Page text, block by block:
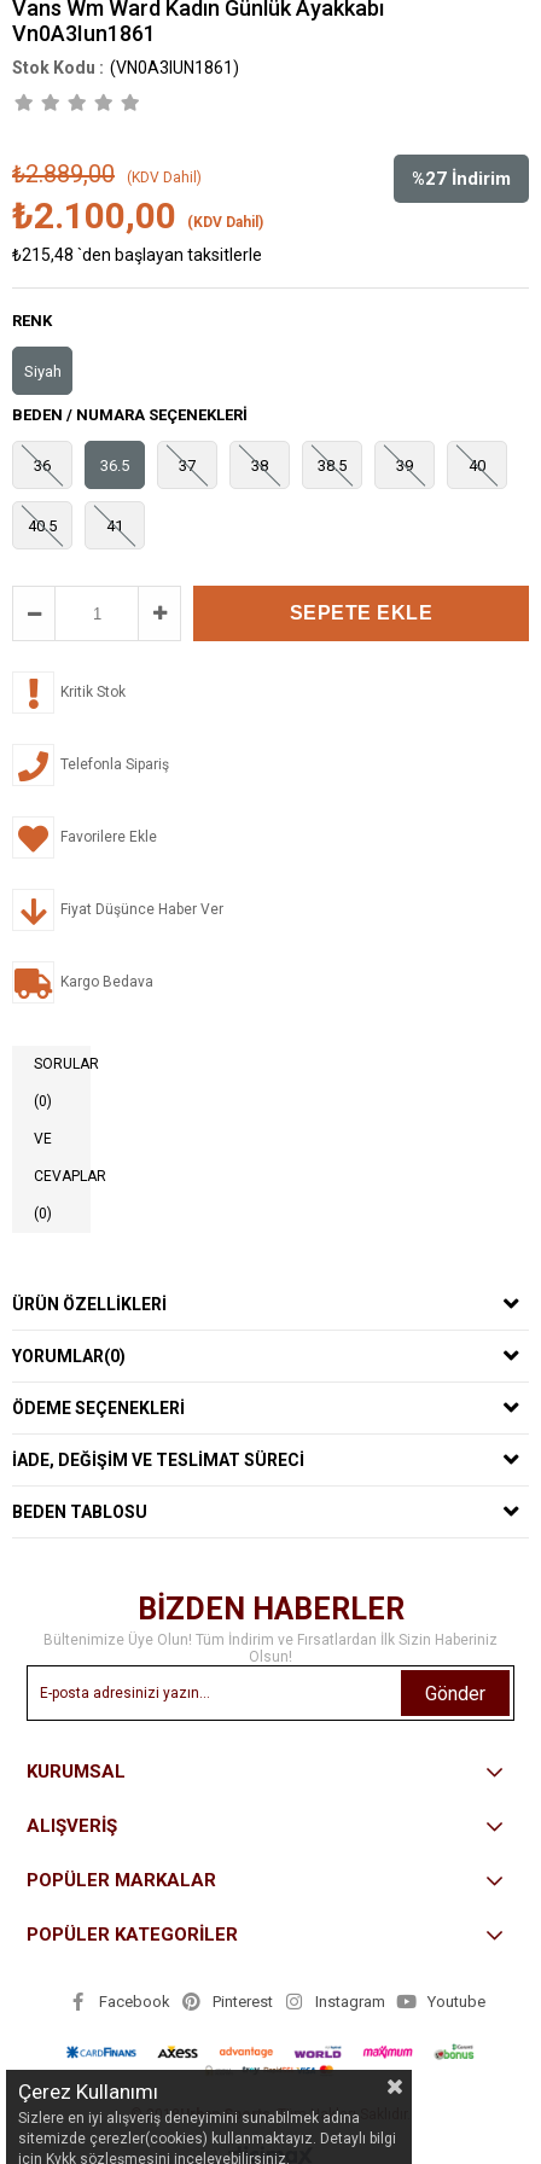
Vans Wm Ward Kadın Günlük Ayakkabı
Vn0A3Iun1861
(VN0A3IUN1861)
%27 İndirim
₺2.889,00 (KDV Dahil)
₺2.100,00 (KDV Dahil)
₺215,48 `den başlayan taksitlerle
RENK
Siyah
BEDEN / NUMARA SEÇENEKLERI
36 36.5 37 38 38.5 39 40
40.5 41
Kritik Stok
Telefonla Sipariş
Favorilere Ekle
Fiyat Düşünce Haber Ver
Kargo Bedava
SORULAR
(0)
VE
CEVAPLAR
(0)
ÜRÜN ÖZELLIKLERI
YORUMLAR(0)
ÖDEME SEÇENEKLERI
İADE, DEĞIŞIM VE TESLIMAT SÜRECI
BEDEN TABLOSU
BİZDEN HABERLER
Bültenimize Üye Olun! Tüm İndirim ve Fırsatlardan İlk Sizin Haberiniz
Olsun!
Gönder
KURUMSAL
ALIŞVERİŞ
POPÜLER MARKALAR
POPÜLER KATEGORİLER
Facebook Pinterest Instagram Youtube
© 2018Urban Sports- Tüm Hakları Saklıdır.
Çerez Kullanımı
Sizlere en iyi alışveriş deneyimini sunabilmek adına
sitemizde çerezler(cookies) kullanmaktayız. Detaylı bilgi
için Kvkk sözleşmesini inceleyebilirsiniz.